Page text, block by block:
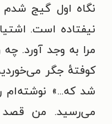
نگاه اول گیج شدم
نیفتاده است.
مرا به وجد آورد.
کوفتهٔ جگر
شد که...» نوشته‌ام
می‌رسید. من قصد